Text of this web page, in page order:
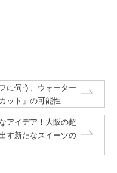
に伺う、ウォーター
ット」の可能性
アイデア！大阪の超
す新たなスイーツの